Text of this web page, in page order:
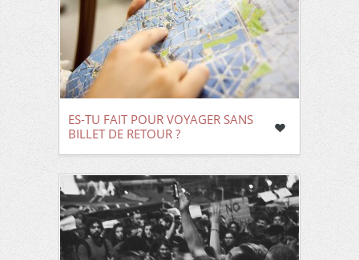
ES-TU FAIT POUR VOYAGER SANS
BILLET DE RETOUR ?